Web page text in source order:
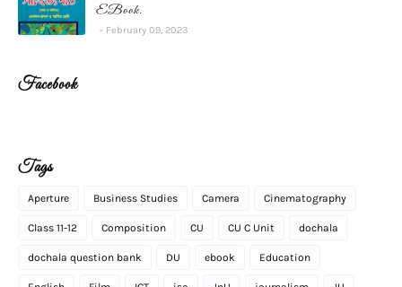
EBook.
February 09, 2023
Facebook
Tags
Aperture Business Studies Camera Cinematography
Class 11-12 Composition CU CU C Unit dochala
dochala question bank DU ebook Education